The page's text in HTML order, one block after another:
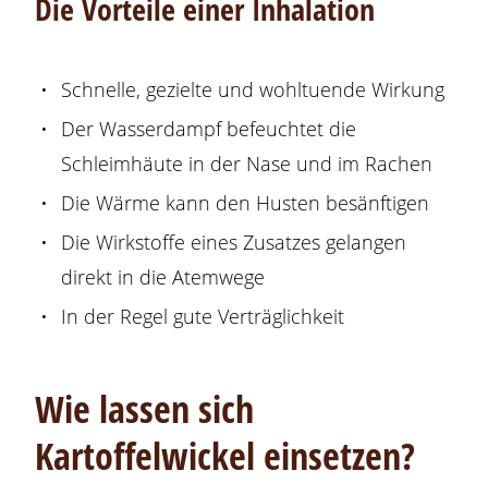
Die Vorteile einer Inhalation
Schnelle, gezielte und wohltuende Wirkung
Der Wasserdampf befeuchtet die
Schleimhäute in der Nase und im Rachen
Die Wärme kann den Husten besänftigen
Die Wirkstoffe eines Zusatzes gelangen
direkt in die Atemwege
In der Regel gute Verträglichkeit
Wie lassen sich
Kartoffelwickel einsetzen?